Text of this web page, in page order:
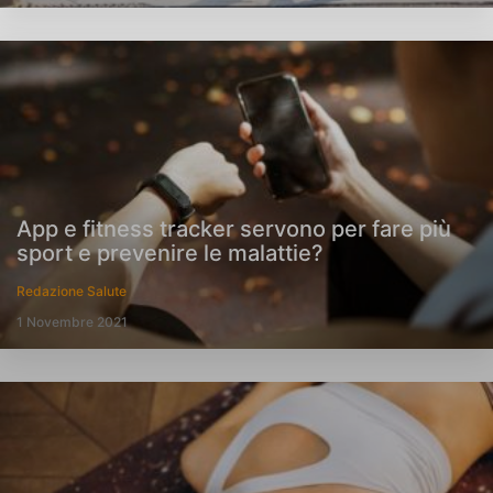
App e fitness tracker servono per fare più
sport e prevenire le malattie?
Redazione Salute
1 Novembre 2021